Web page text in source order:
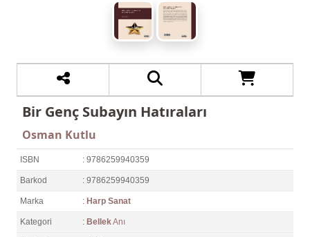
Bir Genç Subayın Hatıraları
Osman Kutlu
ISBN : 9786259940359
Barkod : 9786259940359
Marka : Harp Sanat
Kategori : BellekAnı